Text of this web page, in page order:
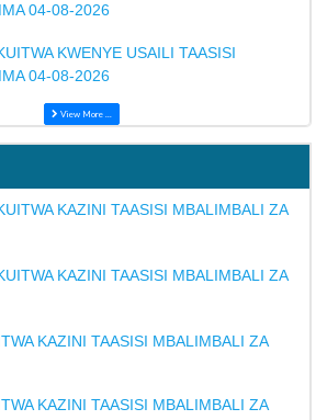
04-08-2026
KWENYE USAILI TAASISI
04-08-2026
View More ...
KAZINI TAASISI MBALIMBALI ZA
KAZINI TAASISI MBALIMBALI ZA
KAZINI TAASISI MBALIMBALI ZA
KAZINI TAASISI MBALIMBALI ZA